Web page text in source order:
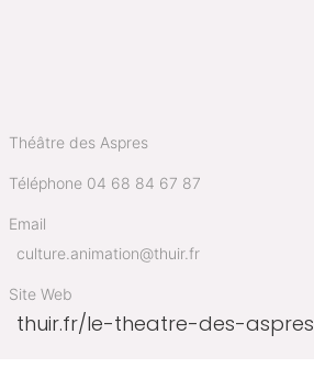
Théâtre des Aspres
Téléphone 04 68 84 67 87
Email
culture.animation@thuir.fr
Site Web
thuir.fr/le-theatre-des-aspres